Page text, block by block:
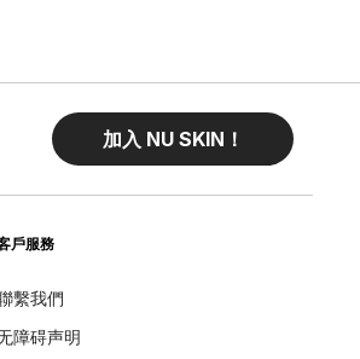
加入 NU SKIN！
戶服務
繫我們
障碍声明